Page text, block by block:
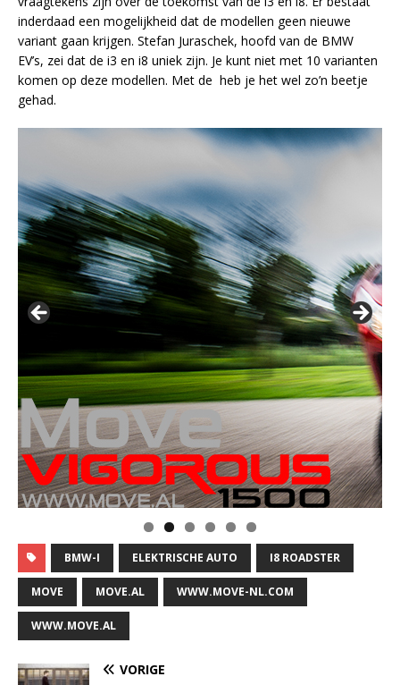
inderdaad een mogelijkheid dat de modellen geen nieuwe
variant gaan krijgen. Stefan Juraschek, hoofd van de BMW
EV’s, zei dat de i3 en i8 uniek zijn. Je kunt niet met 10 varianten
komen op deze modellen. Met de heb je het wel zo’n beetje
gehad.
BMW-I ELEKTRISCHE AUTO I8 ROADSTER
MOVE MOVE.AL WWW.MOVE-NL.COM
WWW.MOVE.AL
VORIGE